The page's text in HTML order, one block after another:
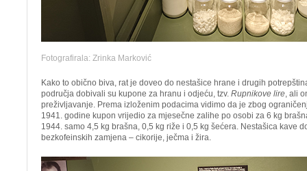
Fotografirala: Zrinka Marković
Kako to obično biva, rat je doveo do nestašice hrane i drugih
područja dobivali su kupone za hranu i odjeću, tzv. Rupnikove lire, ali
preživljavanje. Prema izloženim podacima vidimo da je zbog
1941. godine kupon vrijedio za mjesečne zalihe po osobi za 6 kg
1944. samo 4,5 kg brašna, 0,5 kg riže i 0,5 kg šećera. Nestašica kave
bezkofeinskih zamjena – cikorije, ječma i žira.